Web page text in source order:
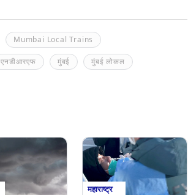
Mumbai Local Trains
एनडीआरएफ मुंबई मुंबई लोकल
महाराष्ट्र